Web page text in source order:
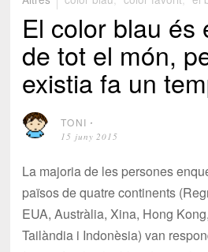
El color blau és
de tot el món,
existia fa un
TONI ⋅
15 juny 2015
La majoria de les persones
països de quatre continents
EUA, Austràlia, Xina, Hong
Tailàndia i Indonèsia) van